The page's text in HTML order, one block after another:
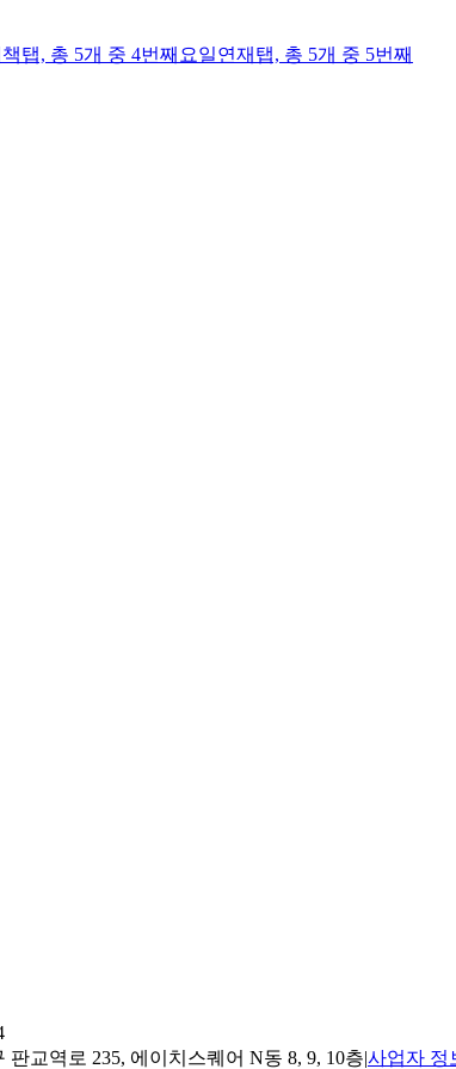
책탭, 총 5개 중 4번째 요일연재 탭, 총 5개 중 5번째
판교역로 235, 에이치스퀘어 N동 8, 9, 10층|사업자 정